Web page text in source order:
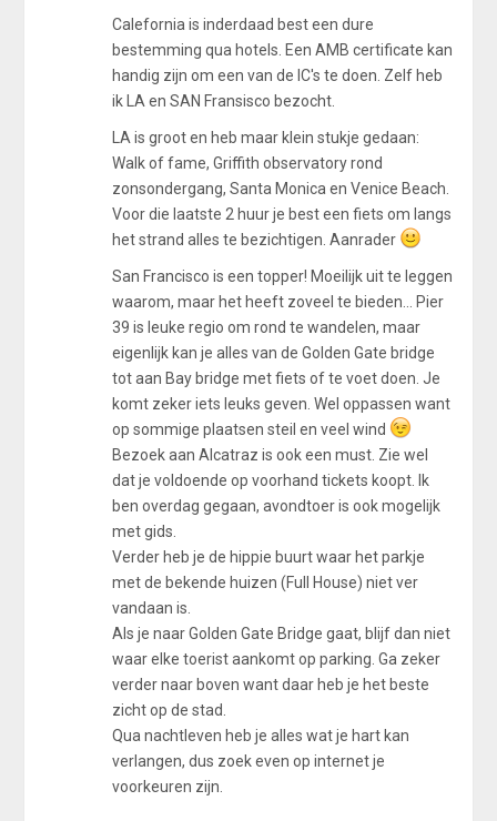
Calefornia is inderdaad best een dure
bestemming qua hotels. Een AMB certificate kan
handig zijn om een van de IC's te doen. Zelf heb
ik LA en SAN Fransisco bezocht.
LA is groot en heb maar klein stukje gedaan:
Walk of fame, Griffith observatory rond
zonsondergang, Santa Monica en Venice Beach.
Voor die laatste 2 huur je best een fiets om langs
het strand alles te bezichtigen. Aanrader
San Francisco is een topper! Moeilijk uit te leggen
waarom, maar het heeft zoveel te bieden... Pier
39 is leuke regio om rond te wandelen, maar
eigenlijk kan je alles van de Golden Gate bridge
tot aan Bay bridge met fiets of te voet doen. Je
komt zeker iets leuks geven. Wel oppassen want
op sommige plaatsen steil en veel wind
Bezoek aan Alcatraz is ook een must. Zie wel
dat je voldoende op voorhand tickets koopt. Ik
ben overdag gegaan, avondtoer is ook mogelijk
met gids.
Verder heb je de hippie buurt waar het parkje
met de bekende huizen (Full House) niet ver
vandaan is.
Als je naar Golden Gate Bridge gaat, blijf dan niet
waar elke toerist aankomt op parking. Ga zeker
verder naar boven want daar heb je het beste
zicht op de stad.
Qua nachtleven heb je alles wat je hart kan
verlangen, dus zoek even op internet je
voorkeuren zijn.